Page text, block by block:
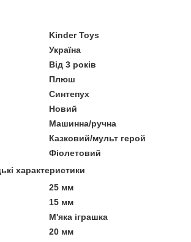
Kinder Toys
Україна
Від 3 років
Плюш
Синтепух
Новий
Машинна/ручна
Казковий/мульт герой
Фіолетовий
характеристики
25 мм
15 мм
М'яка іграшка
20 мм